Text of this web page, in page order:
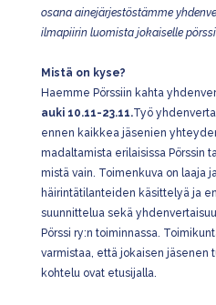
osana ainejärjestöstämme
ilmapiirin luomista jokaiselle
Mistä on kyse?
Haemme Pörssiin kahta
auki 10.11-23.11.Työ
ennen kaikkea jäsenien
madaltamista erilaisissa Pörssin
mistä vain. Toimenkuva on laaja
häirintätilanteiden käsittelyä ja
suunnittelua sekä
Pörssi ry:n toiminnassa.
varmistaa, että jokaisen jäsenen
kohtelu ovat etusijalla.